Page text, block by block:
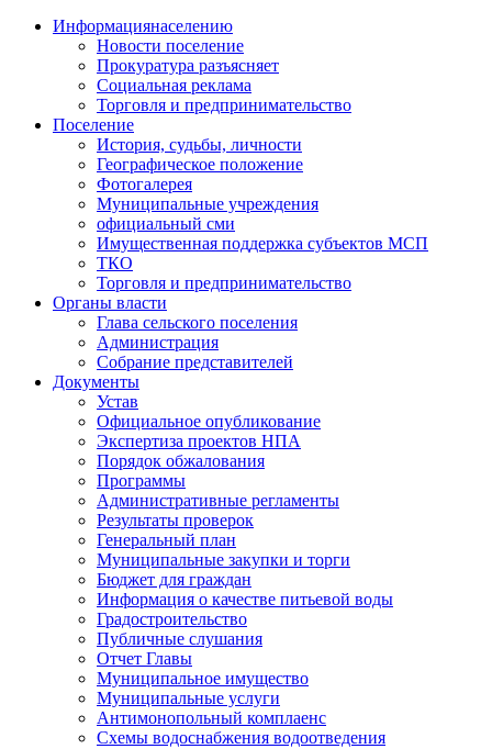
Информациянаселению
Новости поселение
Прокуратура разъясняет
Социальная реклама
Торговля и предпринимательство
Поселение
История, судьбы, личности
Географическое положение
Фотогалерея
Муниципальные учреждения
официальный сми
Имущественная поддержка субъектов МСП
ТКО
Торговля и предпринимательство
Органы власти
Глава сельского поселения
Администрация
Собрание представителей
Документы
Устав
Официальное опубликование
Экспертиза проектов НПА
Порядок обжалования
Программы
Административные регламенты
Результаты проверок
Генеральный план
Муниципальные закупки и торги
Бюджет для граждан
Информация о качестве питьевой воды
Градостроительство
Публичные слушания
Отчет Главы
Муниципальное имущество
Муниципальные услуги
Антимонопольный комплаенс
Схемы водоснабжения водоотведения